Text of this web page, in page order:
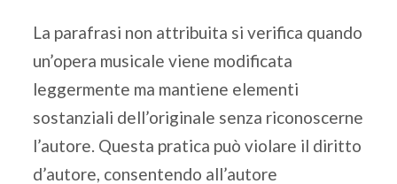
La parafrasi non attribuita si verifica quando
un’opera musicale viene modificata
leggermente ma mantiene elementi
sostanziali dell’originale senza riconoscerne
l’autore. Questa pratica può violare il diritto
d’autore, consentendo all’autore